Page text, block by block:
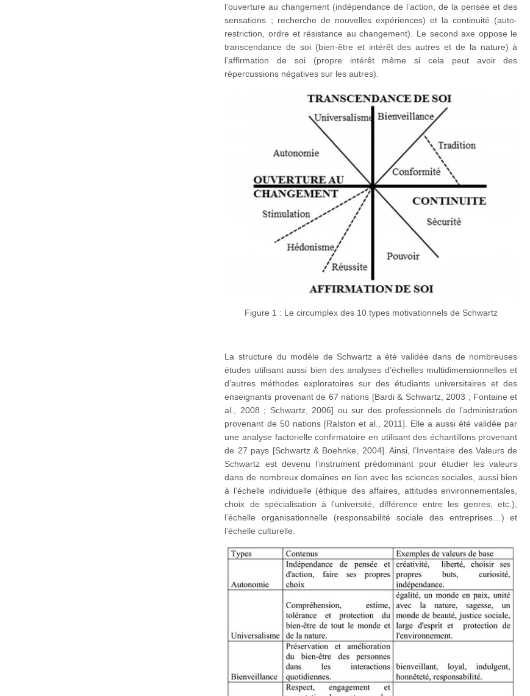
l’ouverture au changement (indépendance de l’action, de la pensée et des
sensations ; recherche de nouvelles expériences) et la continuité (auto-
restriction, ordre et résistance au changement). Le second axe oppose le
transcendance de soi (bien-être et intérêt des autres et de la nature) à
l’affirmation de soi (propre intérêt même si cela peut avoir des
répercussions négatives sur les autres).
Figure 1 : Le circumplex des 10 types motivationnels de Schwartz
La structure du modèle de Schwartz a été validée dans de nombreuses
études utilisant aussi bien des analyses d’échelles multidimensionnelles et
d’autres méthodes exploratoires sur des étudiants universitaires et des
enseignants provenant de 67 nations [Bardi & Schwartz, 2003 ; Fontaine et
al., 2008 ; Schwartz, 2006] ou sur des professionnels de l’administration
provenant de 50 nations [Ralston et al., 2011]. Elle a aussi été validée par
une analyse factorielle confirmatoire en utilisant des échantillons provenant
de 27 pays [Schwartz & Boehnke, 2004]. Ainsi, l’Inventaire des Valeurs de
Schwartz est devenu l’instrument prédominant pour étudier les valeurs
dans de nombreux domaines en lien avec les sciences sociales, aussi bien
à l’échelle individuelle (éthique des affaires, attitudes environnementales,
choix de spécialisation à l’université, différence entre les genres, etc.),
l’échelle organisationnelle (responsabilité sociale des entreprises…) et
l’échelle culturelle.